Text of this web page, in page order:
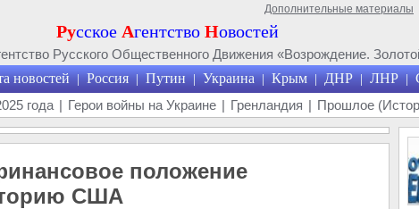
Дополнительные материалы
Русское Агентство Новостей
Русского Общественного Движения «Возрождение.
новостей | Россия | Путин | Украина | Крым | ДНР | ЛНР |
года | Герои войны на Украине | Гренландия | Прошлое
положение
США